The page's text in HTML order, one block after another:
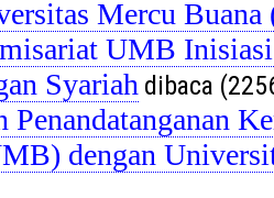
Mercu
UMB
Syariah dibaca
dengan